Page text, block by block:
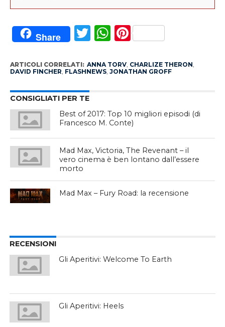
Share Twitter
WhatsApp
Pinterest
ARTICOLI CORRELATI: ANNA TORV, CHARLIZE THERON,
DAVID FINCHER, FLASHNEWS, JONATHAN GROFF
CONSIGLIATI PER TE
Best of 2017: Top 10 migliori episodi (di
Francesco M. Conte)
Mad Max, Victoria, The Revenant – il
vero cinema è ben lontano dall’essere
morto
Mad Max – Fury Road: la recensione
RECENSIONI
Gli Aperitivi: Welcome To Earth
Gli Aperitivi: Heels